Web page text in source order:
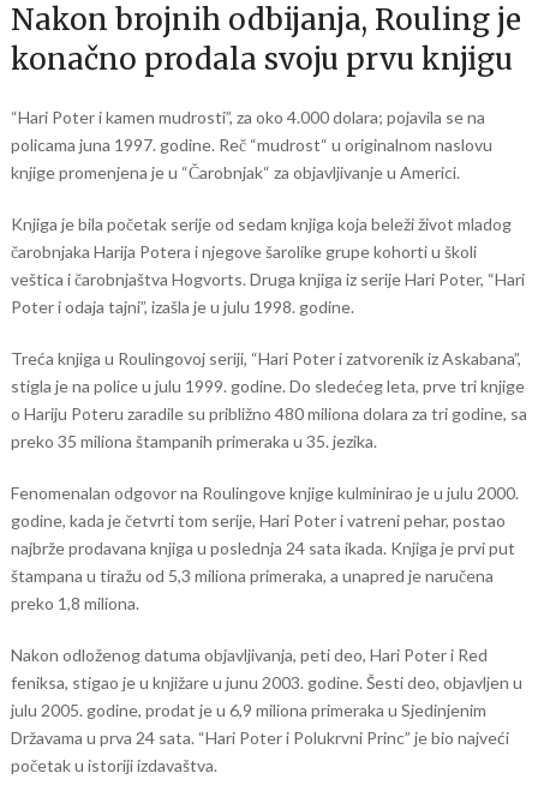
Nakon brojnih odbijanja, Rouling je
konačno prodala svoju prvu knjigu
“Hari Poter i kamen mudrosti”, za oko 4.000 dolara; pojavila se na
policama juna 1997. godine. Reč “mudrost“ u originalnom naslovu
knjige promenjena je u “Čarobnjak“ za objavljivanje u Americi.
Knjiga je bila početak serije od sedam knjiga koja beleži život mladog
čarobnjaka Harija Potera i njegove šarolike grupe kohorti u školi
veštica i čarobnjaštva Hogvorts. Druga knjiga iz serije Hari Poter, “Hari
Poter i odaja tajni”, izašla je u julu 1998. godine.
Treća knjiga u Roulingovoj seriji, “Hari Poter i zatvorenik iz Askabana”,
stigla je na police u julu 1999. godine. Do sledećeg leta, prve tri knjige
o Hariju Poteru zaradile su približno 480 miliona dolara za tri godine, sa
preko 35 miliona štampanih primeraka u 35. jezika.
Fenomenalan odgovor na Roulingove knjige kulminirao je u julu 2000.
godine, kada je četvrti tom serije, Hari Poter i vatreni pehar, postao
najbrže prodavana knjiga u poslednja 24 sata ikada. Knjiga je prvi put
štampana u tiražu od 5,3 miliona primeraka, a unapred je naručena
preko 1,8 miliona.
Nakon odloženog datuma objavljivanja, peti deo, Hari Poter i Red
feniksa, stigao je u knjižare u junu 2003. godine. Šesti deo, objavljen u
julu 2005. godine, prodat je u 6,9 miliona primeraka u Sjedinjenim
Državama u prva 24 sata. “Hari Poter i Polukrvni Princ” je bio najveći
početak u istoriji izdavaštva.